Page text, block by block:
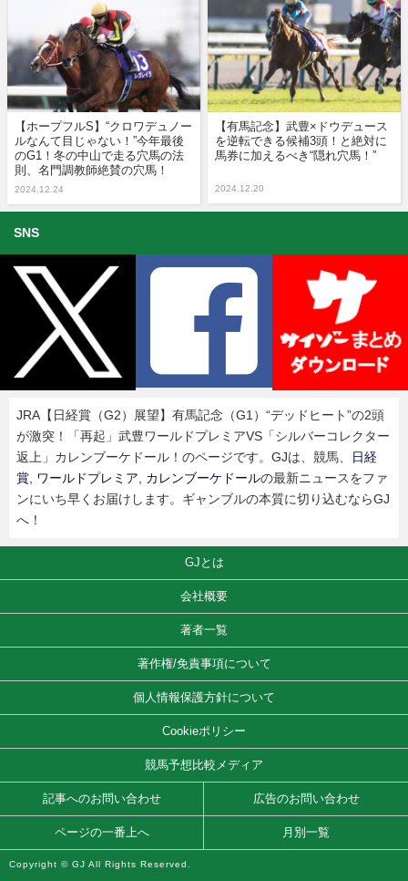
【ホープフルS】“クロワデュノー
ルなんて目じゃない！”今年最後
のG1！冬の中山で走る穴馬の法
則、名門調教師絶賛の穴馬！
2024.12.24
【有馬記念】武豊×ドウデュース
を逆転できる候補3頭！と絶対に
馬券に加えるべき“隠れ穴馬！”
2024.12.20
SNS
JRA【日経賞（G2）展望】有馬記念（G1）“デッドヒート”の2頭
が激突！「再起」武豊ワールドプレミアVS「シルバーコレクター
返上」カレンブーケドール！のページです。GJは、競馬、
日経
賞 ワールドプレミア カレンブーケドールの最新ニュースをファ
ンにいち早くお届けします。ギャンブルの本質に切り込むならGJ
へ！
GJとは
会社概要
著者一覧
著作権/免責事項について
個人情報保護方針について
Cookieポリシー
競馬予想比較メディア
記事へのお問い合わせ 広告のお問い合わせ
ページの一番上へ 月別一覧
Copyright © GJ All Rights Reserved.